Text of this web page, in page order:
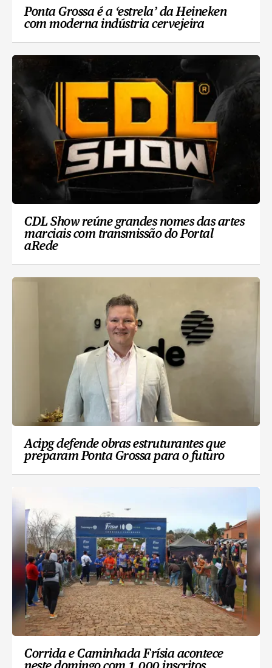
Ponta Grossa é a ‘estrela’ da Heineken
com moderna indústria cervejeira
CDL Show reúne grandes nomes das artes
marciais com transmissão do Portal
aRede
Acipg defende obras estruturantes que
preparam Ponta Grossa para o futuro
Corrida e Caminhada Frísia acontece